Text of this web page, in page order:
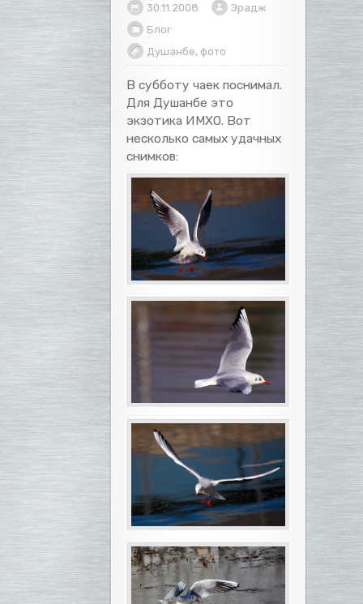
30.11.2008
Эрадж
Блог
Душанбе, фото
В субботу чаек поснимал.
Для Душанбе это
экзотика ИМХО. Вот
несколько самых удачных
снимков: